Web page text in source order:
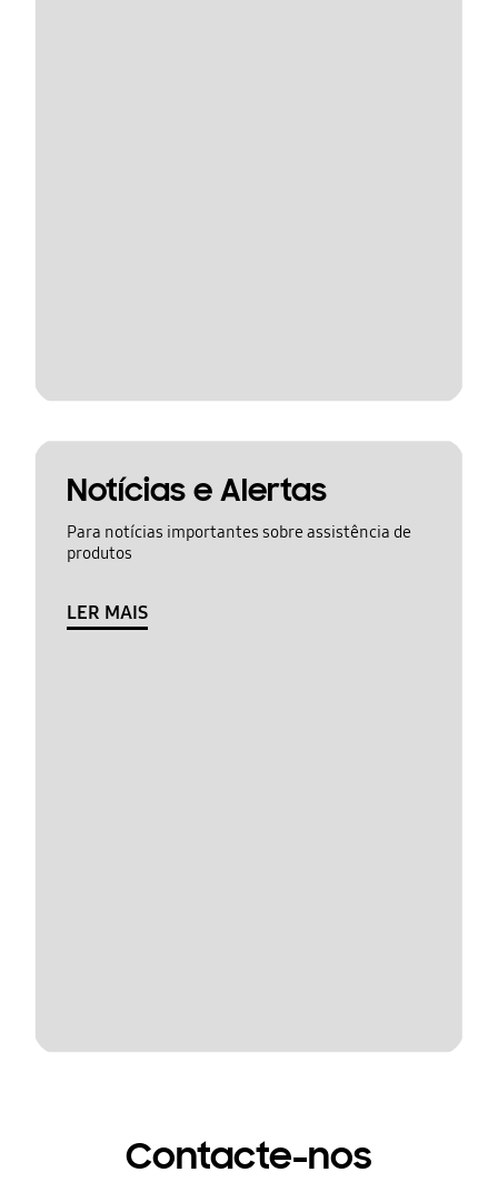
Notícias e Alertas
Para notícias importantes sobre assistência de
produtos
LER MAIS
Contacte-nos